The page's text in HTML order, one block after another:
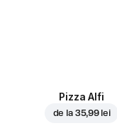
Pizza Alfi
de la 35,99 lei